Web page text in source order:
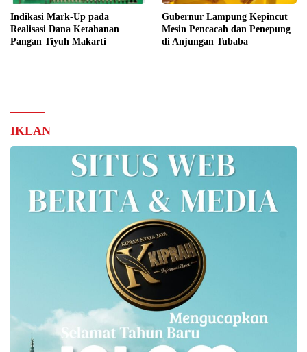
Indikasi Mark-Up pada
Realisasi Dana Ketahanan
Pangan Tiyuh Makarti
Gubernur Lampung Kepincut
Mesin Pencacah dan Penepung
di Anjungan Tubaba
IKLAN